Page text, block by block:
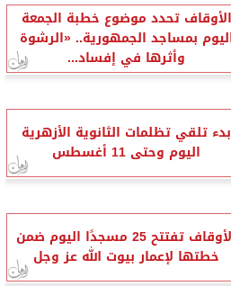
الأوقاف تحدد موضوع خطبة الجمعة
بمساجد الجمهورية.. «الرشوة
وأثرها في إفساد...
بدء تلقي تظلمات الثانوية الأزهرية
اليوم وحتى 11 أغسطس
الأوقاف تفتتح 25 مسجدًا اليوم ضمن
خطتها لإعمار بيوت الله عز وجل